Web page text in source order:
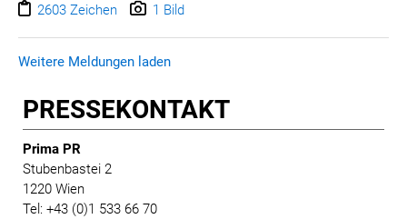
2603 Zeichen 1 Bild
Weitere Meldungen laden
PRESSE­KONTAKT
Prima PR
Stubenbastei 2
1220 Wien
Tel: +43 (0)1 533 66 70